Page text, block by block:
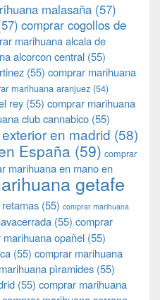
malasaña (57)
comprar cogollos de
marihuana alcala de
alcorcon central (55)
(55) comprar marihuana
marihuana aranjuez (54)
rey (55) comprar marihuana
club cannabico (55)
en madrid (58)
España (59) comprar
marihuana en mano en
getafe
(55) comprar marihuana
(55) comprar
marihuana opañel (55)
(55) comprar marihuana
pìramides (55)
(55) comprar marihuana